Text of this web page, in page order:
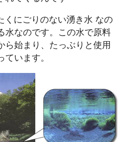
くにごりのない湧き水 なの
水なのです。この水で原料
ら始まり、たっぶりと使用
ています。